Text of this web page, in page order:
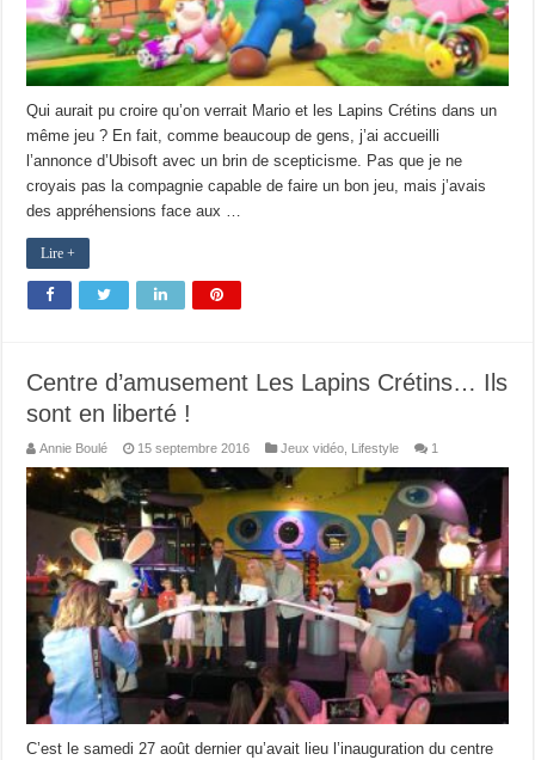
Qui aurait pu croire qu’on verrait Mario et les Lapins Crétins dans un
même jeu ? En fait, comme beaucoup de gens, j’ai accueilli
l’annonce d’Ubisoft avec un brin de scepticisme. Pas que je ne
croyais pas la compagnie capable de faire un bon jeu, mais j’avais
des appréhensions face aux …
Lire +
Centre d’amusement Les Lapins Crétins… Ils
sont en liberté !
Annie Boulé 15 septembre 2016 Jeux vidéo, Lifestyle 1
C’est le samedi 27 août dernier qu’avait lieu l’inauguration du centre